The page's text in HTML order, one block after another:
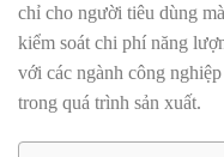
chỉ cho người tiêu dùng
kiểm soát chi phí năng
với các ngành công
trong quá trình sản xuất.